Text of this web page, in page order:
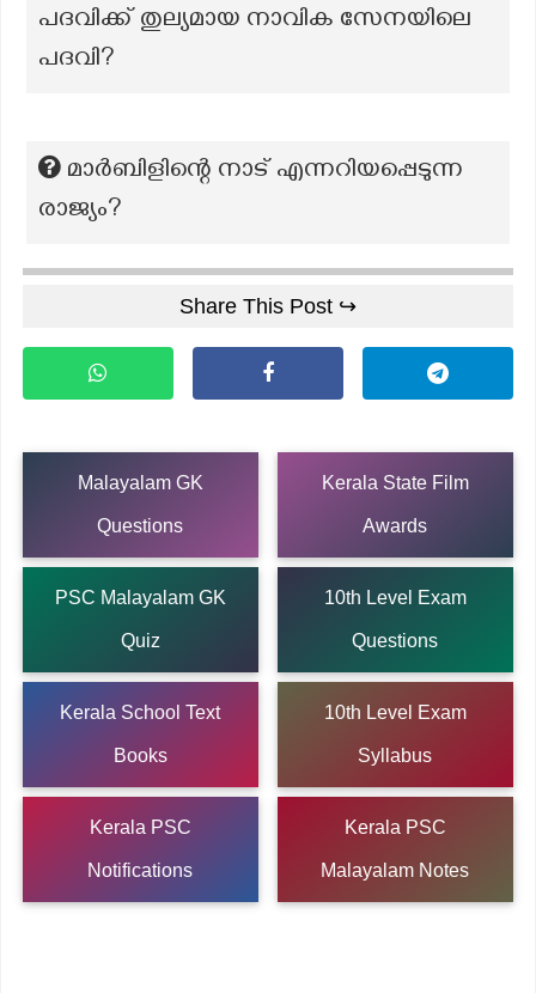
പദവിക്ക് തുല്യമായ നാവിക സേനയിലെ
പദവി?
മാർബിളിന്റെ നാട് എന്നറിയപ്പെടുന്ന
രാജ്യം?
Share This Post ↪
Malayalam GK
Questions
Kerala State Film
Awards
PSC Malayalam GK
Quiz
10th Level Exam
Questions
Kerala School Text
Books
10th Level Exam
Syllabus
Kerala PSC
Notifications
Kerala PSC
Malayalam Notes